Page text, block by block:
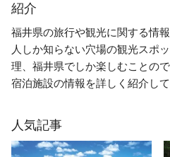
紹介
福井県の旅行や観光に関する情
人しか知らない穴場の観光スポ
理、福井県でしか楽しむことの
宿泊施設の情報を詳しく紹介して
人気記事